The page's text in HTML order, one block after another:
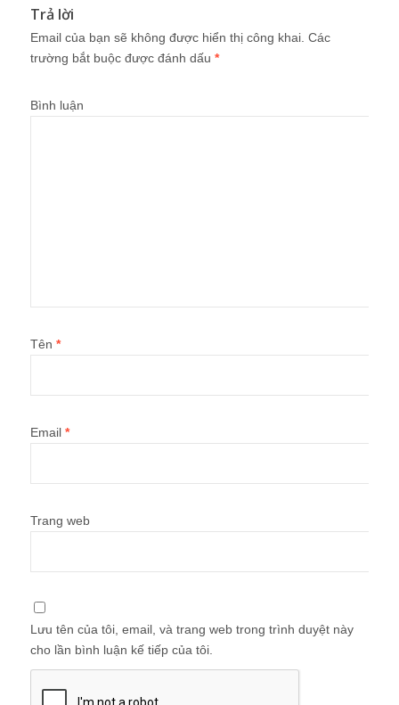
Trả lời
Email của bạn sẽ không được hiển thị công khai. Các
trường bắt buộc được đánh dấu *
Bình luận
Tên *
Email *
Trang web
Lưu tên của tôi, email, và trang web trong trình duyệt này
cho lần bình luận kế tiếp của tôi.